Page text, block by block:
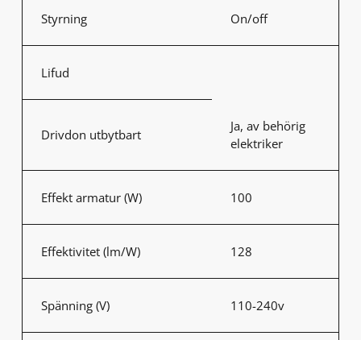
Styrning On/off
Lifud
Drivdon utbytbart
Ja, av behörig
elektriker
Effekt armatur (W) 100
Effektivitet (lm/W) 128
Spänning (V) 110-240v